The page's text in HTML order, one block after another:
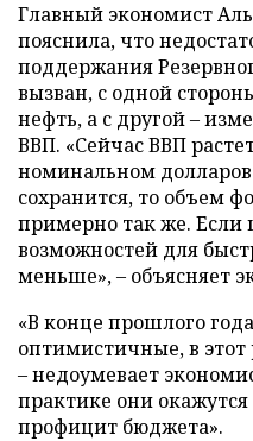
Главный экономист
пояснила, что
поддержания
вызван, с одной
нефть, а с другой –
ВВП. «Сейчас ВВП
номинальном
сохранится, то объем
примерно так же. Если
возможностей для
меньше», – объясняет
«В конце прошлого
оптимистичные, в этот
– недоумевает
практике они
профицит бюджета».